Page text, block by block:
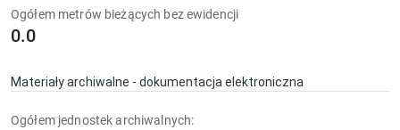
Ogółem metrów bieżących bez ewidencji
0.0
Materiały archiwalne - dokumentacja elektroniczna
Ogółem jednostek archiwalnych: